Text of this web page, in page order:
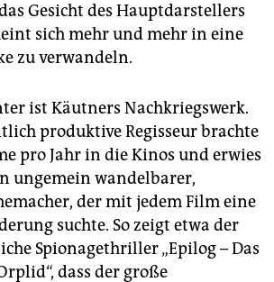
Gesicht des Hauptdarstellers
sich mehr und mehr in eine
zu verwandeln.
ist Käutners Nachkriegswerk.
produktive Regisseur brachte
pro Jahr in die Kinos und erwies
ungemein wandelbarer,
der mit jedem Film eine
suchte. So zeigt etwa der
Spionagethriller „Epilog – Das
dass der große